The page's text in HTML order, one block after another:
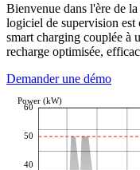
Bienvenue dans l'ère de
logiciel de supervision
smart charging couplée à
recharge optimisée,
Demander une démo
Power (kW)
60
50
40